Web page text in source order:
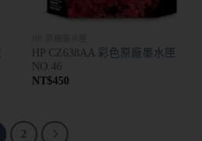
HP CZ638AA 彩色原廠墨水匣
NO.46
NT$450
2